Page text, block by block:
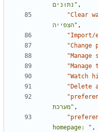
נתונים" ,
"Clear
הצפייה" ,
"Import/
"Change
"Manage
"Watch
"Delete
מערכת" ,
homepage: " ,